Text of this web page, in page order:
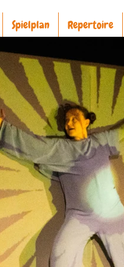
Spielplan Repertoire